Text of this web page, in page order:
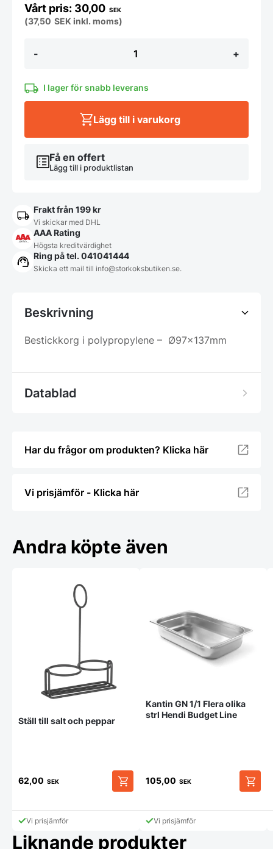
- +
30,00 SEK
(37,50 SEK inkl. moms)
I lager för snabb leverans
Få en offert
Lägg till i produktlistan
Lägg till i varukorg
Frakt från 199 kr
Vi skickar med DHL
AAA Rating
Högsta kreditvärdighet
Ring på tel. 041041444
Skicka ett mail till info@storkoksbutiken.se.
Beskrivning
Bestickkorg i polypropylene – Ø97x137mm
Datablad
Har du frågor om produkten? Klicka här
Vi prisjämför - Klicka här
Andra köpte även
Ställ till salt och peppar
62,00 SEK
Vi prisjämför
Kantin GN 1/1 Flera olika
strl Hendi Budget Line
105,00 SEK
här
Vi prisjämför
Liknande produkter